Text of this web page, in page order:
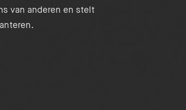
van anderen en stelt